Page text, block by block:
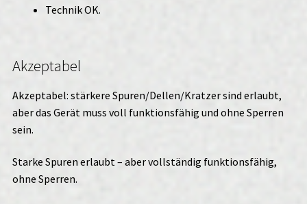
Technik OK.
Akzeptabel
Akzeptabel: stärkere Spuren/Dellen/Kratzer sind erlaubt,
aber das Gerät muss voll funktionsfähig und ohne Sperren
sein.
Starke Spuren erlaubt – aber vollständig funktionsfähig,
ohne Sperren.